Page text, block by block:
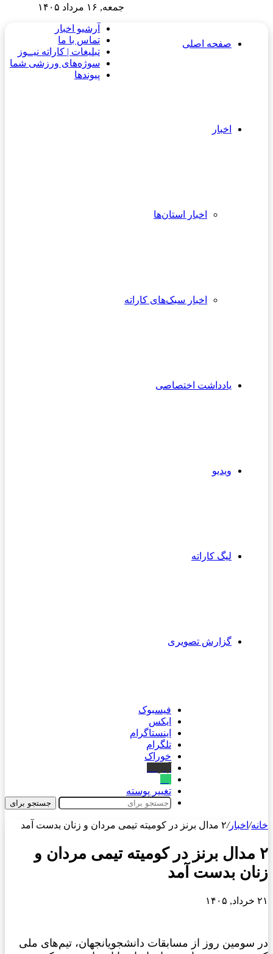
صفحه اصلی
اخبار
اخبار استان‌ها
اخبار سبک‌های کاراته
یادداشت اختصاصی
ویدیو
لیگ کاراته
گزارش تصویری
جمعه, ۱۶ مرداد ۱۴۰۵
آرشیو اخبار
تماس‌ با‌ ما
تبلیغات | کاراته نیــوز
سوژه‌های ورزشی شما
پیوندها
فیسبوک
ایکس
اینستاگرام
تلگرام
خوراک
تغییر پوسته
جستجو برای
خانه/ اخبار/۲ مدال برنز در کومیته تیمی مردان و زنان بدست آمد
۲ مدال برنز در کومیته تیمی مردان و
زنان بدست آمد
۲۱ خرداد, ۱۴۰۵
در سومین روز از مسابقات دانشجویانجهان، تیم‌های ملی